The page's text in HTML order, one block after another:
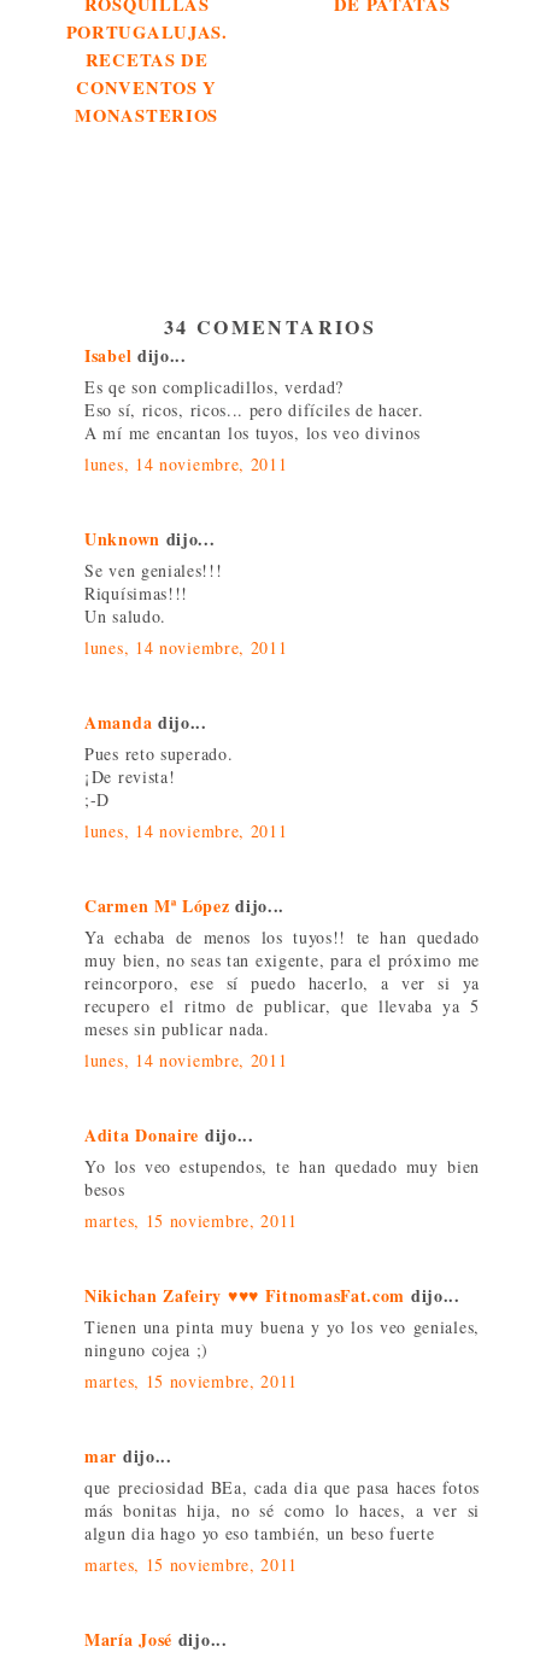
PORTUGALUJAS.
RECETAS DE
CONVENTOS Y
MONASTERIOS
34 COMENTARIOS
Isabel dijo...
Es qe son complicadillos, verdad?
Eso sí, ricos, ricos... pero difíciles de hacer.
A mí me encantan los tuyos, los veo divinos
lunes, 14 noviembre, 2011
Unknown dijo...
Se ven geniales!!!
Riquísimas!!!
Un saludo.
lunes, 14 noviembre, 2011
Amanda dijo...
Pues reto superado.
¡De revista!
;-D
lunes, 14 noviembre, 2011
Carmen Mª López dijo...
Ya echaba de menos los tuyos!! te han quedado
muy bien, no seas tan exigente, para el próximo me
reincorporo, ese sí puedo hacerlo, a ver si ya
recupero el ritmo de publicar, que llevaba ya 5
meses sin publicar nada.
lunes, 14 noviembre, 2011
Adita Donaire dijo...
Yo los veo estupendos, te han quedado muy bien
besos
martes, 15 noviembre, 2011
Nikichan Zafeiry ♥♥♥ FitnomasFat.com dijo...
Tienen una pinta muy buena y yo los veo geniales,
ninguno cojea ;)
martes, 15 noviembre, 2011
mar dijo...
que preciosidad BEa, cada dia que pasa haces fotos
más bonitas hija, no sé como lo haces, a ver si
algun dia hago yo eso también, un beso fuerte
martes, 15 noviembre, 2011
María José dijo...